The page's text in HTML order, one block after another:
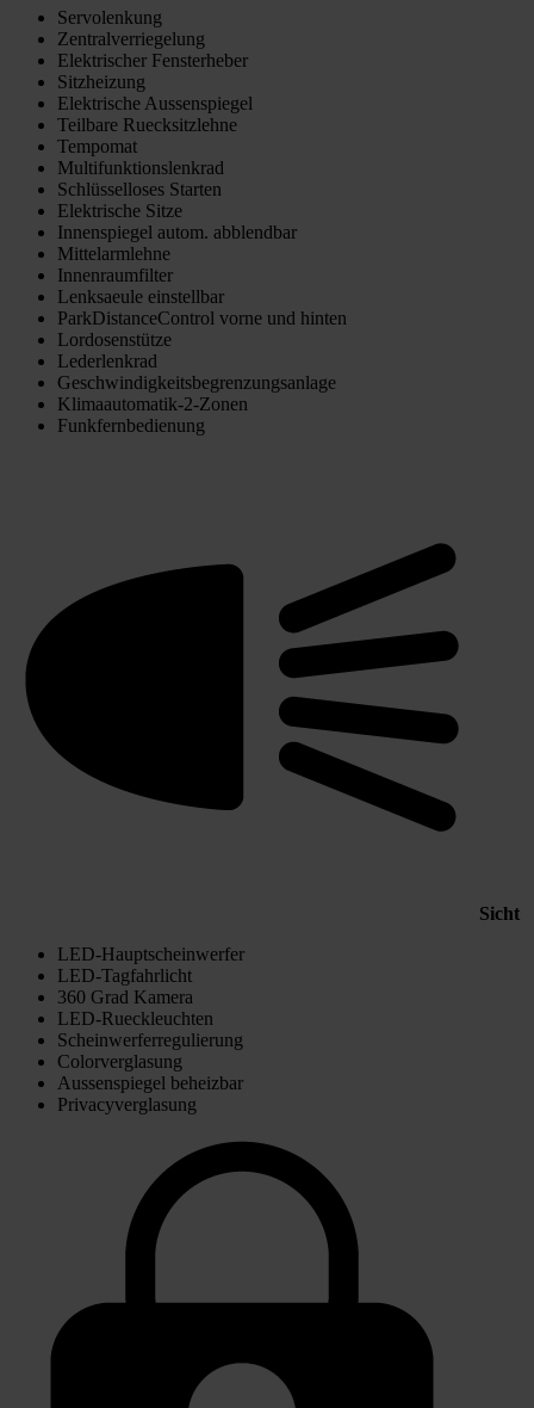
Servolenkung
Zentralverriegelung
Elektrischer Fensterheber
Sitzheizung
Elektrische Aussenspiegel
Teilbare Ruecksitzlehne
Tempomat
Multifunktionslenkrad
Schlüsselloses Starten
Elektrische Sitze
Innenspiegel autom. abblendbar
Mittelarmlehne
Innenraumfilter
Lenksaeule einstellbar
ParkDistanceControl vorne und hinten
Lordosenstütze
Lederlenkrad
Geschwindigkeitsbegrenzungsanlage
Klimaautomatik-2-Zonen
Funkfernbedienung
Sicht
LED-Hauptscheinwerfer
LED-Tagfahrlicht
360 Grad Kamera
LED-Rueckleuchten
Scheinwerferregulierung
Colorverglasung
Aussenspiegel beheizbar
Privacyverglasung